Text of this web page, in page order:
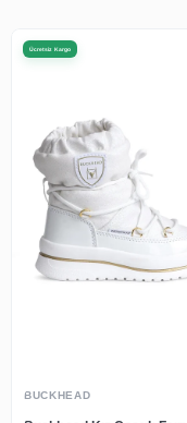
BUCKHEAD
Ücretsiz Kargo